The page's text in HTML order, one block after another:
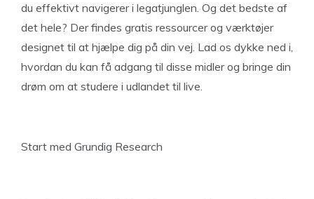
du effektivt navigerer i legatjunglen. Og det bedste af
det hele? Der findes gratis ressourcer og værktøjer
designet til at hjælpe dig på din vej. Lad os dykke ned i,
hvordan du kan få adgang til disse midler og bringe din
drøm om at studere i udlandet til live.
Start med Grundig Research